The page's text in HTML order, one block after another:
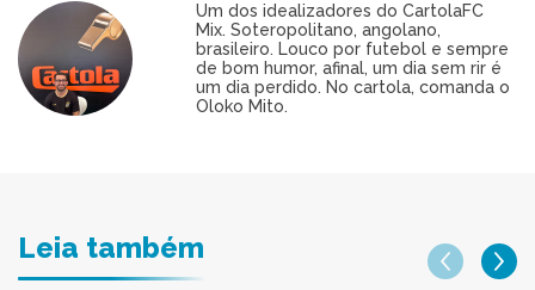
Um dos idealizadores do CartolaFC
Mix. Soteropolitano, angolano,
brasileiro. Louco por futebol e sempre
de bom humor, afinal, um dia sem rir é
um dia perdido. No cartola, comanda o
Oloko Mito.
Leia também